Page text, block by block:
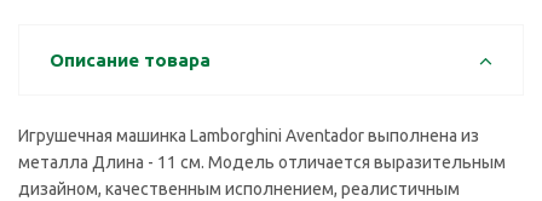
Описание товара
Игрушечная машинка Lamborghini Aventador выполнена из
металла Длина - 11 см. Модель отличается выразительным
дизайном, качественным исполнением, реалистичным